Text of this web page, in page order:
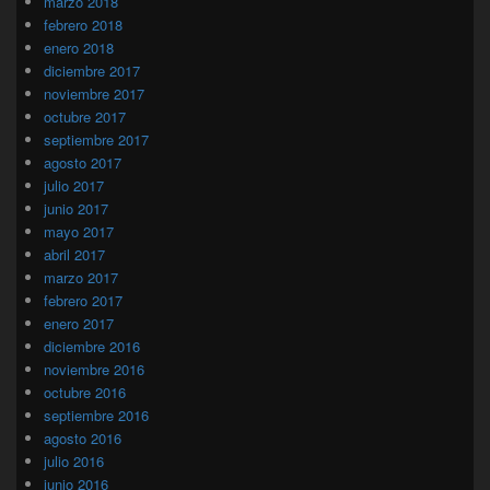
febrero 2018
enero 2018
diciembre 2017
noviembre 2017
octubre 2017
septiembre 2017
agosto 2017
julio 2017
junio 2017
mayo 2017
abril 2017
marzo 2017
febrero 2017
enero 2017
diciembre 2016
noviembre 2016
octubre 2016
septiembre 2016
agosto 2016
julio 2016
junio 2016